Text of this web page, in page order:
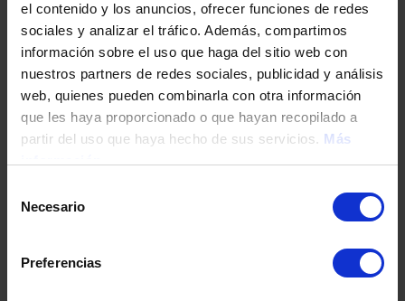
el contenido y los anuncios, ofrecer funciones de redes
sociales y analizar el tráfico. Además, compartimos
información sobre el uso que haga del sitio web con
nuestros partners de redes sociales, publicidad y análisis
web, quienes pueden combinarla con otra información
que les haya proporcionado o que hayan recopilado a
partir del uso que haya hecho de sus servicios. Más
Necesario
Preferencias
Tu teléfono
DNI / Pasaporte / NIE